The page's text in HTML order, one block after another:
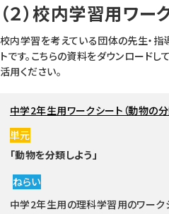
（２）校内学習用ワー
校内学習を考えている団体の先生・
トです。こちらの資料をダウンロード
活用ください。
中学2年生用ワークシート（動物
単元
「動物を分類しよう」
ねらい
中学2年生用の理科学習用のワーク